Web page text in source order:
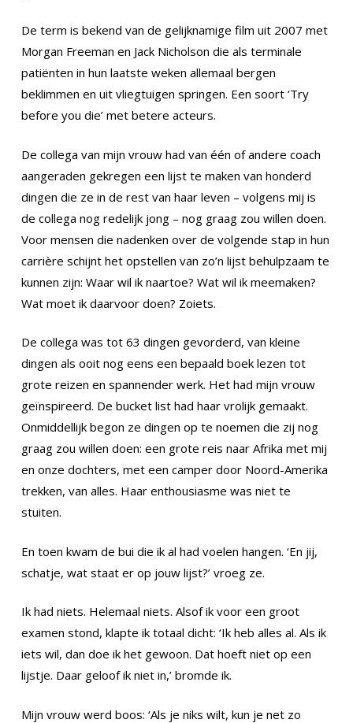
De term is bekend van de gelijknamige film uit 2007 met
Morgan Freeman en Jack Nicholson die als terminale
patiënten in hun laatste weken allemaal bergen
beklimmen en uit vliegtuigen springen. Een soort ‘Try
before you die’ met betere acteurs.
De collega van mijn vrouw had van één of andere coach
aangeraden gekregen een lijst te maken van honderd
dingen die ze in de rest van haar leven – volgens mij is
de collega nog redelijk jong – nog graag zou willen doen.
Voor mensen die nadenken over de volgende stap in hun
carrière schijnt het opstellen van zo’n lijst behulpzaam te
kunnen zijn: Waar wil ik naartoe? Wat wil ik meemaken?
Wat moet ik daarvoor doen? Zoiets.
De collega was tot 63 dingen gevorderd, van kleine
dingen als ooit nog eens een bepaald boek lezen tot
grote reizen en spannender werk. Het had mijn vrouw
geïnspireerd. De bucket list had haar vrolijk gemaakt.
Onmiddellijk begon ze dingen op te noemen die zij nog
graag zou willen doen: een grote reis naar Afrika met mij
en onze dochters, met een camper door Noord-Amerika
trekken, van alles. Haar enthousiasme was niet te
stuiten.
En toen kwam de bui die ik al had voelen hangen. ‘En jij,
schatje, wat staat er op jouw lijst?’ vroeg ze.
Ik had niets. Helemaal niets. Alsof ik voor een groot
examen stond, klapte ik totaal dicht: ‘Ik heb alles al. Als ik
iets wil, dan doe ik het gewoon. Dat hoeft niet op een
lijstje. Daar geloof ik niet in,’ bromde ik.
Mijn vrouw werd boos: ‘Als je niks wilt, kun je net zo